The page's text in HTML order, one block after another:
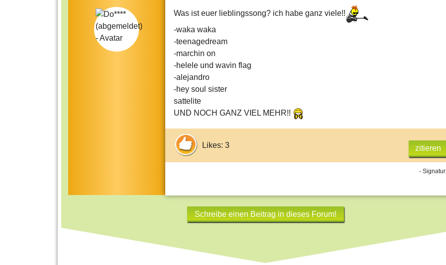
Kunst
Technik
Kinderuni
Länderlexikon
Fragen und Antworten
Was ist euer lieblingssong? ich habe ganz viele!!
-waka waka
-teenagedream
-marchin on
-helele und wavin flag
-alejandro
-hey soul sister
sattelite
UND NOCH GANZ VIEL MEHR!!
Likes: 3 zitieren
-
Schreibe einen Beitrag in dieses Forum!